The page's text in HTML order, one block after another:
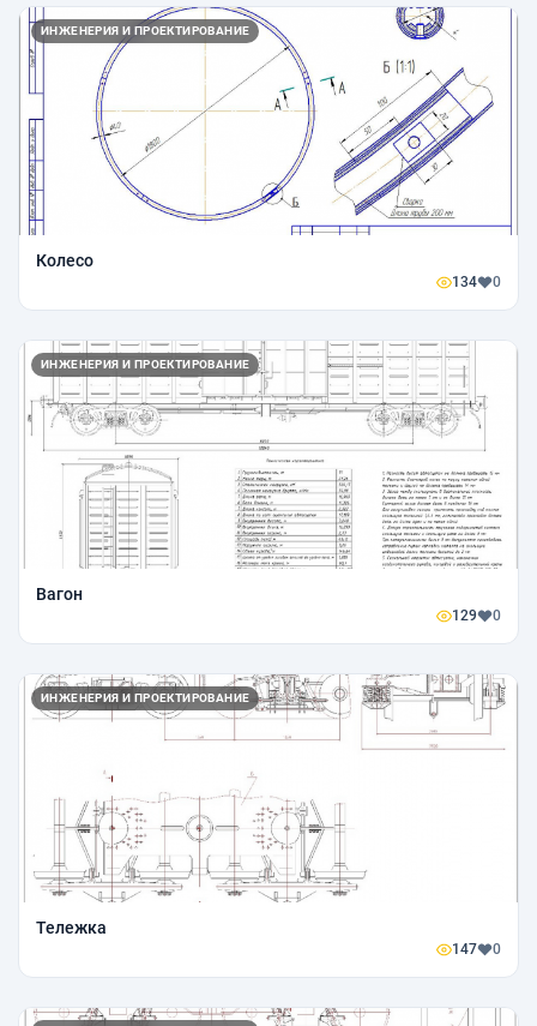
ИНЖЕНЕРИЯ И ПРОЕКТИРОВАНИЕ
Колесо
134 0
ИНЖЕНЕРИЯ И ПРОЕКТИРОВАНИЕ
Вагон
129 0
ИНЖЕНЕРИЯ И ПРОЕКТИРОВАНИЕ
Тележка
147 0